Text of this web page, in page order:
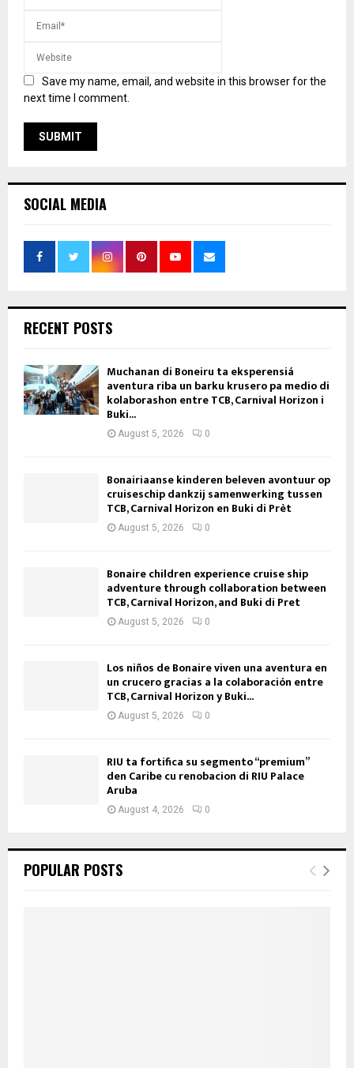
Save my name, email, and website in this browser for the
next time I comment.
SOCIAL MEDIA
RECENT POSTS
Muchanan di Boneiru ta eksperensiá
aventura riba un barku krusero pa medio di
kolaborashon entre TCB, Carnival Horizon i
Buki...
August 5, 2026 0
Bonairiaanse kinderen beleven avontuur op
cruiseschip dankzij samenwerking tussen
TCB, Carnival Horizon en Buki di Prèt
August 5, 2026 0
Bonaire children experience cruise ship
adventure through collaboration between
TCB, Carnival Horizon, and Buki di Pret
August 5, 2026 0
Los niños de Bonaire viven una aventura en
un crucero gracias a la colaboración entre
TCB, Carnival Horizon y Buki...
August 5, 2026 0
RIU ta fortifica su segmento “premium”
den Caribe cu renobacion di RIU Palace
Aruba
August 4, 2026 0
POPULAR POSTS